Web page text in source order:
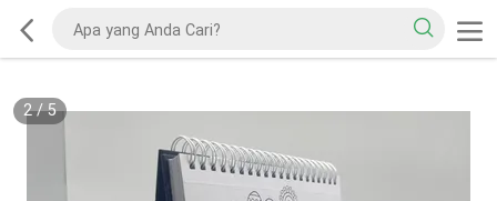
2/5